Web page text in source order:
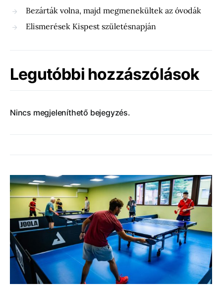
Bezárták volna, majd megmenekültek az óvodák
Elismerések Kispest születésnapján
Legutóbbi hozzászólások
Nincs megjeleníthető bejegyzés.